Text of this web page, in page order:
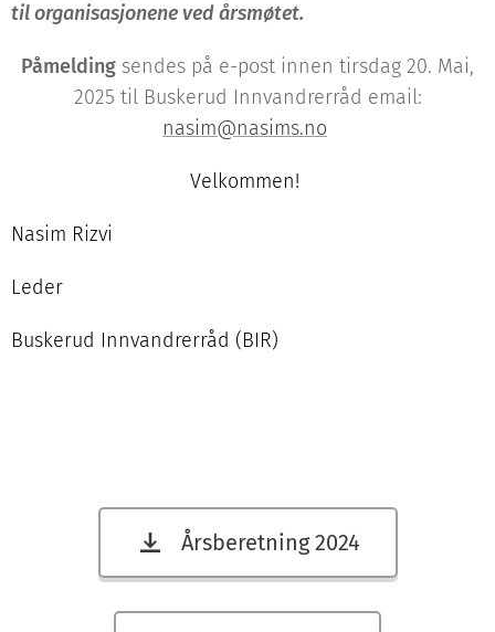
til organisasjonene ved årsmøtet.
Påmelding sendes på e-post innen tirsdag 20. Mai,
2025 til Buskerud Innvandrerråd email:
nasim@nasims.no
Velkommen!
Nasim Rizvi
Leder
Buskerud Innvandrerråd (BIR)
Årsberetning 2024